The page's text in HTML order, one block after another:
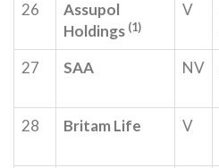
26
Assupol
Holdings (1)
V
27
SAA NV
28
Britam Life V